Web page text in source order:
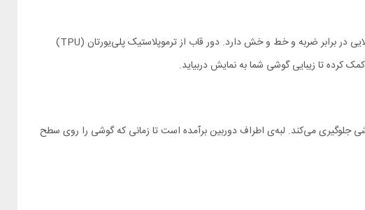
از پلی‌کربنات (PC) شفاف ساخته شده است. این ماده مقاومت بالایی در برابر ضربه و خط و خش دارد. دور قاب از ترموپلاستیک پلی‌یورتان (TPU)
تا زیبایی گوشی شما به نمایش دربیاید.
جلوگیری می‌کند. لبه‌ی اطراف دوربین برآمده است تا زمانی که گوشی را روی سطح